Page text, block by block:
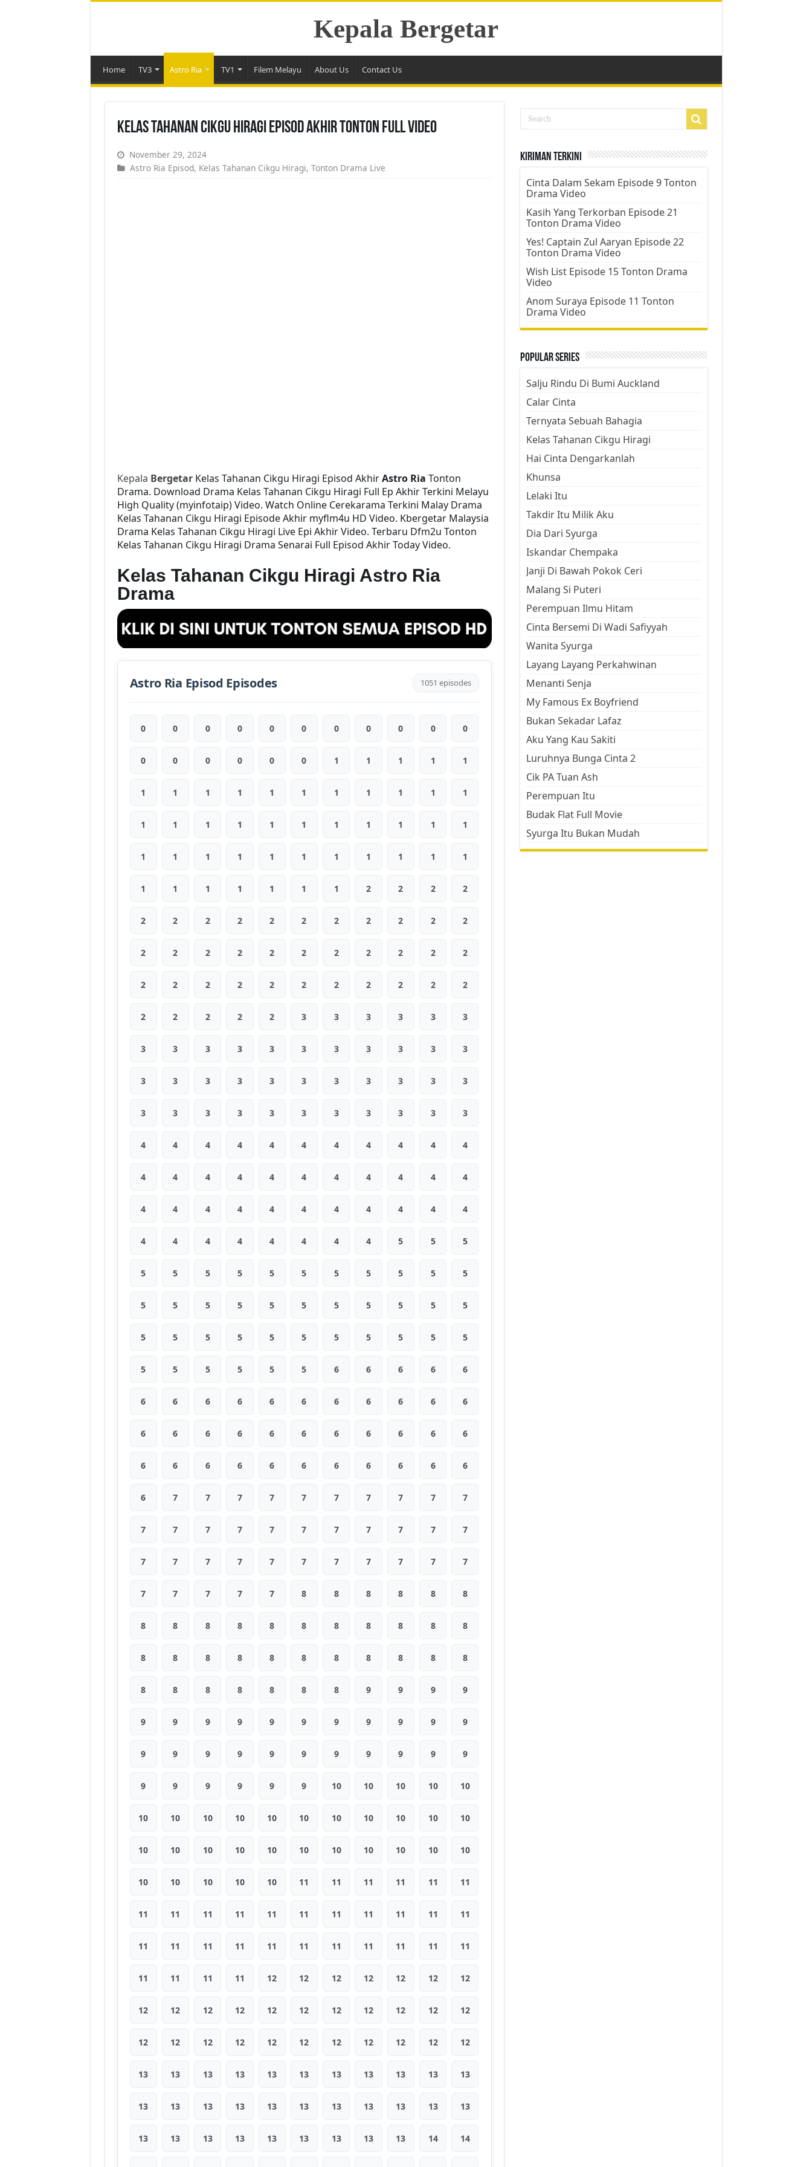
Kepala Bergetar
Home TV3 Astro Ria TV1 Filem Melayu About Us Contact Us
Kelas Tahanan Cikgu Hiragi Episod Akhir Tonton Full Video
November 29, 2024
Astro Ria Episod, Kelas Tahanan Cikgu Hiragi, Tonton Drama Live
Kepala BergetarKelas Tahanan Cikgu Hiragi Episod AkhirAstro Ria Tonton
Drama. Download Drama Kelas Tahanan Cikgu Hiragi Full Ep Akhir Terkini Melayu
High Quality (myinfotaip) Video. Watch Online Cerekarama Terkini Malay Drama
Kelas Tahanan Cikgu Hiragi Episode Akhir myflm4u HD Video. Kbergetar Malaysia
Drama Kelas Tahanan Cikgu Hiragi Live Epi Akhir Video. Terbaru Dfm2u Tonton
Kelas Tahanan Cikgu Hiragi Drama Senarai Full Episod Akhir Today Video.
Kelas Tahanan Cikgu Hiragi Astro Ria
Drama
Astro Ria Episod Episodes 1051 episodes
0 0 0 0 0 0 0 0 0 0 0
0 0 0 0 0 0 1 1 1 1 1
1 1 1 1 1 1 1 1 1 1 1
1 1 1 1 1 1 1 1 1 1 1
1 1 1 1 1 1 1 1 1 1 1
1 1 1 1 1 1 1 2 2 2 2
2 2 2 2 2 2 2 2 2 2 2
2 2 2 2 2 2 2 2 2 2 2
2 2 2 2 2 2 2 2 2 2 2
2 2 2 2 2 3 3 3 3 3 3
3 3 3 3 3 3 3 3 3 3 3
3 3 3 3 3 3 3 3 3 3 3
3 3 3 3 3 3 3 3 3 3 3
4 4 4 4 4 4 4 4 4 4 4
4 4 4 4 4 4 4 4 4 4 4
4 4 4 4 4 4 4 4 4 4 4
4 4 4 4 4 4 4 4 5 5 5
5 5 5 5 5 5 5 5 5 5 5
5 5 5 5 5 5 5 5 5 5 5
5 5 5 5 5 5 5 5 5 5 5
5 5 5 5 5 5 6 6 6 6 6
6 6 6 6 6 6 6 6 6 6 6
6 6 6 6 6 6 6 6 6 6 6
6 6 6 6 6 6 6 6 6 6 6
6 7 7 7 7 7 7 7 7 7 7
7 7 7 7 7 7 7 7 7 7 7
7 7 7 7 7 7 7 7 7 7 7
7 7 7 7 7 8 8 8 8 8 8
8 8 8 8 8 8 8 8 8 8 8
8 8 8 8 8 8 8 8 8 8 8
8 8 8 8 8 8 8 9 9 9 9
9 9 9 9 9 9 9 9 9 9 9
9 9 9 9 9 9 9 9 9 9 9
9 9 9 9 9 9 10 10 10 10 10
10 10 10 10 10 10 10 10 10 10 10
10 10 10 10 10 10 10 10 10 10 10
10 10 10 10 10 11 11 11 11 11 11
11 11 11 11 11 11 11 11 11 11 11
11 11 11 11 11 11 11 11 11 11 11
11 11 11 11 12 12 12 12 12 12 12
12 12 12 12 12 12 12 12 12 12 12
12 12 12 12 12 12 12 12 12 12 12
13 13 13 13 13 13 13 13 13 13 13
13 13 13 13 13 13 13 13 13 13 13
13 13 13 13 13 13 13 13 13 14 14
Kiriman Terkini
Cinta Dalam Sekam Episode 9 Tonton
Drama Video
Kasih Yang Terkorban Episode 21
Tonton Drama Video
Yes! Captain Zul Aaryan Episode 22
Tonton Drama Video
Wish List Episode 15 Tonton Drama
Video
Anom Suraya Episode 11 Tonton
Drama Video
Popular Series
Salju Rindu Di Bumi Auckland
Calar Cinta
Ternyata Sebuah Bahagia
Kelas Tahanan Cikgu Hiragi
Hai Cinta Dengarkanlah
Khunsa
Lelaki Itu
Takdir Itu Milik Aku
Dia Dari Syurga
Iskandar Chempaka
Janji Di Bawah Pokok Ceri
Malang Si Puteri
Perempuan Ilmu Hitam
Cinta Bersemi Di Wadi Safiyyah
Wanita Syurga
Layang Layang Perkahwinan
Menanti Senja
My Famous Ex Boyfriend
Bukan Sekadar Lafaz
Aku Yang Kau Sakiti
Luruhnya Bunga Cinta 2
Cik PA Tuan Ash
Perempuan Itu
Budak Flat Full Movie
Syurga Itu Bukan Mudah